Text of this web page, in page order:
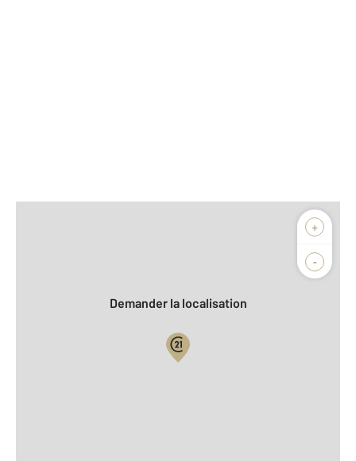
+
-
Biens vendus
Demander la localisation